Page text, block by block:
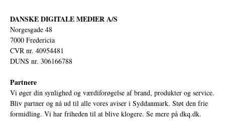
DANSKE DIGITALE MEDIER A/S
Norgesgade 48
7000 Fredericia
CVR nr. 40954481
DUNS nr. 306166788
Partnere
Vi øger din synlighed og værdiforøgelse af brand, produkter og service.
Bliv partner og nå ud til alle vores aviser i Syddanmark. Støt den frie
formidling. Vi har friheden til at blive klogere. Se mere på dkq.dk.